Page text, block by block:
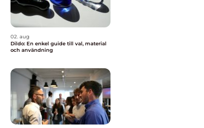
02. aug
Dildo: En enkel guide till val, material
och användning